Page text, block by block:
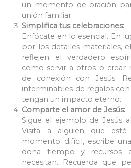
un momento de oración
unión familiar.
Simplifica tus celebraciones:
Enfócate en lo esencial. En
por los detalles materiales,
reflejen el verdadero
como servir a otros o crear
de conexión con Jesús.
interminables de regalos
tengan un impacto eterno.
Comparte el amor de Jesús:
Sigue el ejemplo de Jesús
Visita a alguien que
momento difícil, escribe
dona tiempo y recursos
necesitan. Recuerda que